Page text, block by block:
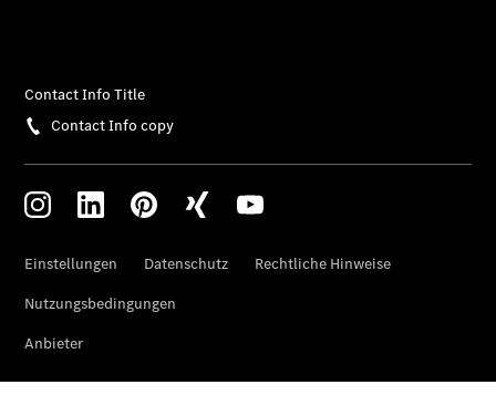
Der neue
GLC SUV
GLC Coupé
GLE Coupé
Mercedes-
G-Klasse